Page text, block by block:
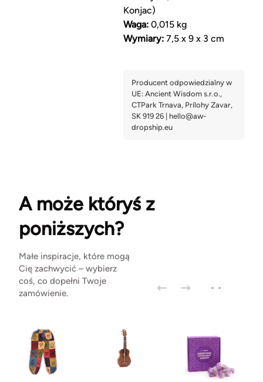
Konjac)
Waga:0,015 kg
Wymiary:7,5 x 9 x 3 cm
A może któryś z
poniższych?
Małe inspiracje, które mogą
Cię zachwycić – wybierz
coś, co dopełni Twoje
zamówienie.